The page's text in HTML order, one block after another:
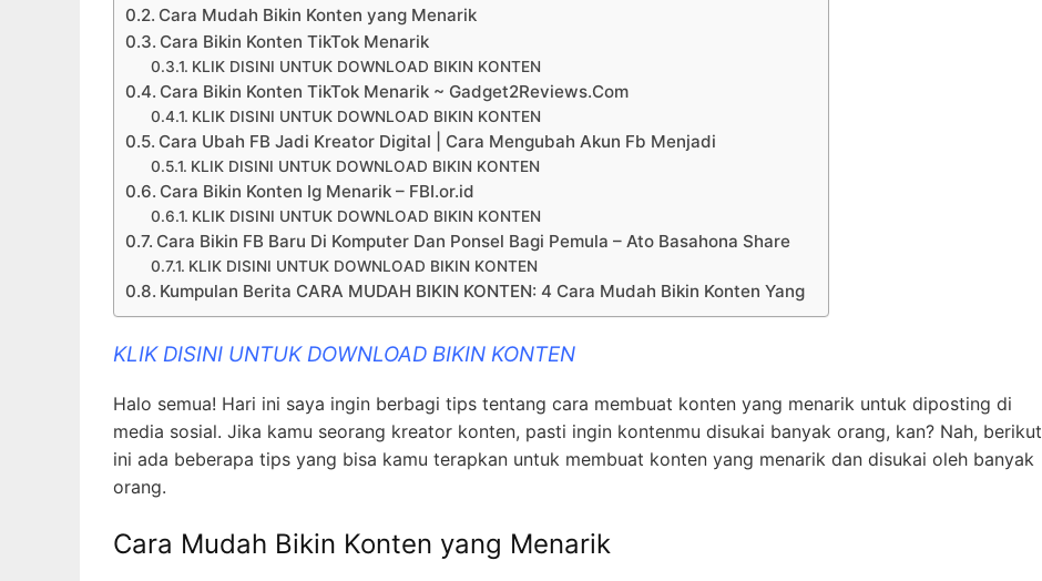
Cara Mudah Bikin Konten yang Menarik
Cara Bikin Konten TikTok Menarik
KLIK DISINI UNTUK DOWNLOAD BIKIN KONTEN
Cara Bikin Konten TikTok Menarik ~ Gadget2Reviews.Com
KLIK DISINI UNTUK DOWNLOAD BIKIN KONTEN
Cara Ubah FB Jadi Kreator Digital | Cara Mengubah Akun Fb Menjadi
KLIK DISINI UNTUK DOWNLOAD BIKIN KONTEN
Cara Bikin Konten Ig Menarik – FBI.or.id
KLIK DISINI UNTUK DOWNLOAD BIKIN KONTEN
Cara Bikin FB Baru Di Komputer Dan Ponsel Bagi Pemula – Ato Basahona Share
KLIK DISINI UNTUK DOWNLOAD BIKIN KONTEN
Kumpulan Berita CARA MUDAH BIKIN KONTEN: 4 Cara Mudah Bikin Konten Yang
KLIK DISINI UNTUK DOWNLOAD BIKIN KONTEN
Halo semua! Hari ini saya ingin berbagi tips tentang cara membuat konten yang menarik untuk diposting di
media sosial. Jika kamu seorang kreator konten, pasti ingin kontenmu disukai banyak orang, kan? Nah, berikut
ini ada beberapa tips yang bisa kamu terapkan untuk membuat konten yang menarik dan disukai oleh banyak
orang.
Cara Mudah Bikin Konten yang Menarik